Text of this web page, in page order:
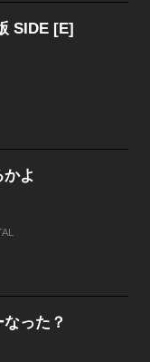
SIDE [E]
よ
った？